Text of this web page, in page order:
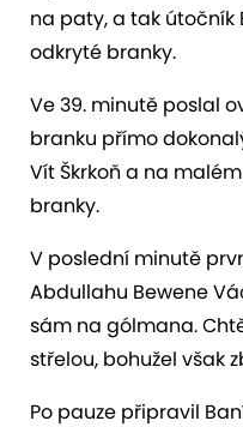
na paty, a tak útočník
odkryté branky.
Ve 39. minutě poslal
branku přímo
Vít Škrkoň a na
branky.
V poslední minutě
Abdullahu Bewene
sám na gólmana.
střelou, bohužel však
Po pauze připravil